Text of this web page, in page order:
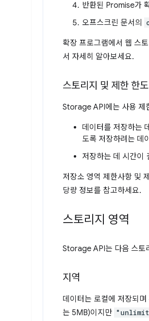
반환된 Promise가
오프스크린 문서의
확장 프로그램에서 웹 스
서 자세히 알아보세요.
스토리지 및 제한 한도
Storage API에는 사용 제
데이터를 저장하는
도록 저장하려는 데
저장하는 데 시간이
저장소 영역 제한사항 및
당량 정보를 참고하세요.
스토리지 영역
Storage API는 다음 스토
지역
데이터는 로컬에 저장되
는 5MB)이지만